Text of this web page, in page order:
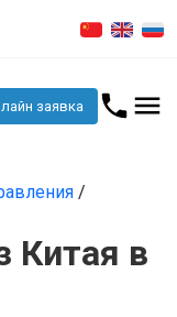
заявка
/
Китая в